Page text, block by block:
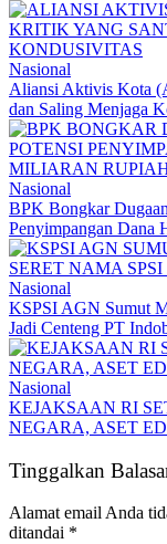
Nasional
Aliansi Aktivis Kota
dan Saling Menjaga
Nasional
BPK Bongkar
Penyimpangan Dana
Nasional
KSPSI AGN Sumut
Jadi Centeng PT
Nasional
KEJAKSAAN RI
NEGARA, ASET
Tinggalkan
Alamat email Anda
ditandai *